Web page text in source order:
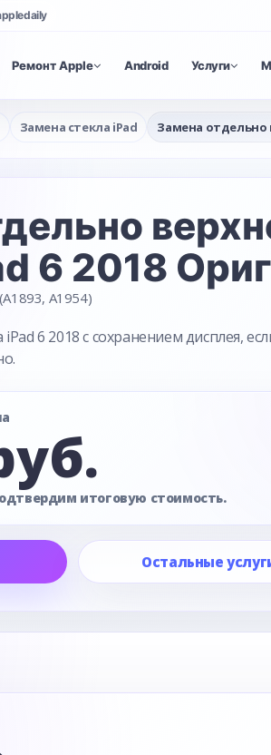
Ремонт Apple Android Услуги
Замена стекла iPad Замена отдельно
6 2018
A1954)
6 2018 с сохранением дисплея,
итоговую стоимость.
Остальные